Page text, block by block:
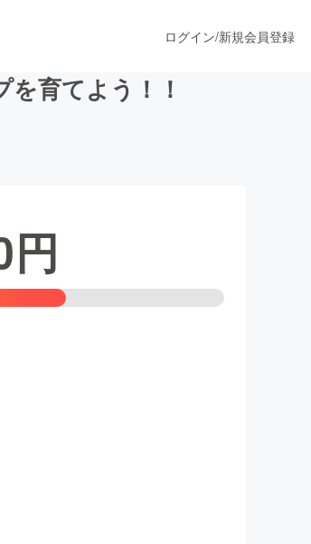
ファッション
ログイン/新規会員登録
育てよう！！
円